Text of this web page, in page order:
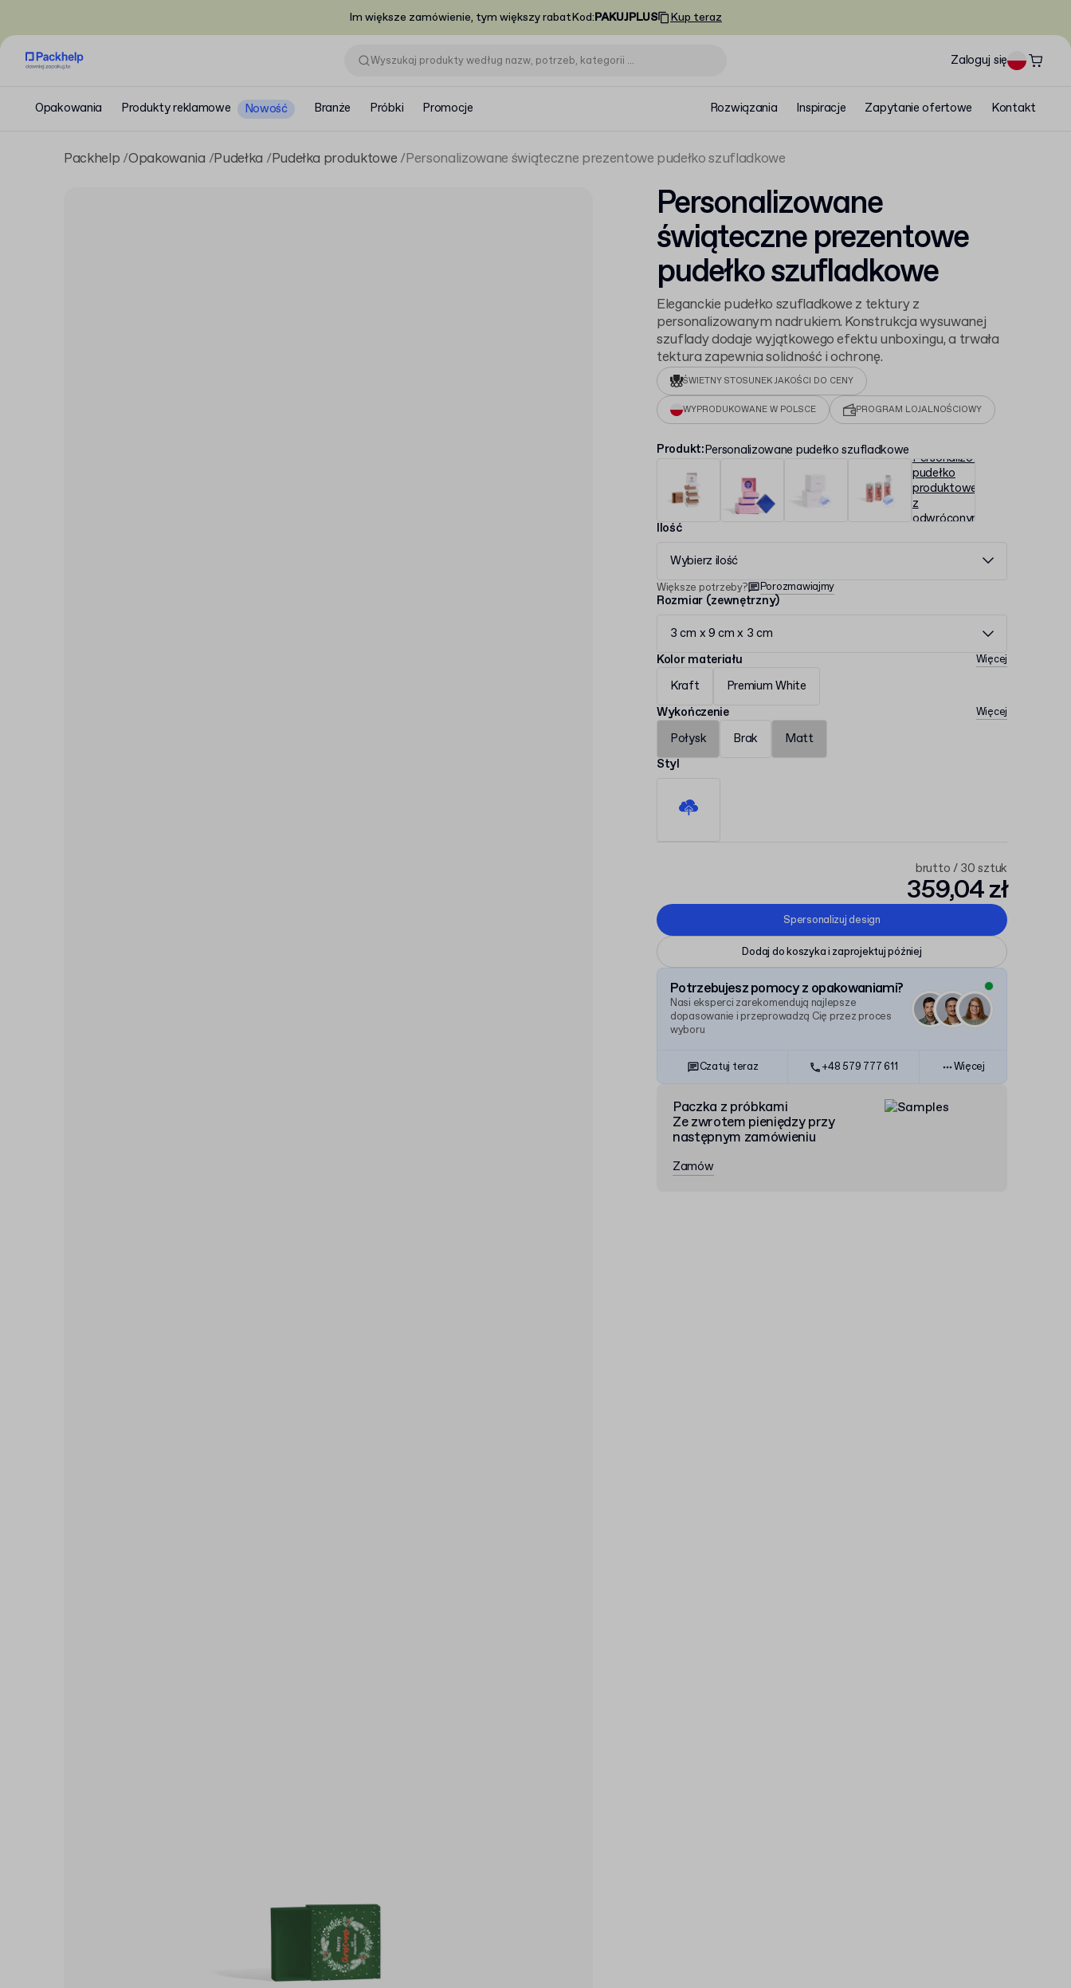
Im większe zamówienie, tym większy rabatKod:PAKUJPLUS Kup teraz
Zaloguj się
Opakowania Produkty reklamowe Nowość Branże Próbki Promocje Rozwiązania Inspiracje Zapytanie ofertowe Kontakt
Packhelp Opakowania Pudełka Pudełka produktowe Personalizowane świąteczne prezentowe pudełko szufladkowe
Personalizowane
świąteczne prezentowe
pudełko szufladkowe
Eleganckie pudełko szufladkowe z tektury z
personalizowanym nadrukiem. Konstrukcja wysuwanej
szuflady dodaje wyjątkowego efektu unboxingu, a trwała
tektura zapewnia solidność i ochronę.
ŚWIETNY STOSUNEK JAKOŚCI DO CENY
WYPRODUKOWANE W POLSCE PROGRAM LOJALNOŚCIOWY
Produkt:Personalizowane pudełko szufladkowe
Ilość
Wybierz ilość
Większe potrzeby? Porozmawiajmy
Rozmiar (zewnętrzny)
3 cm x 9 cm x 3 cm
Kolor materiału
Więcej
Kraft
Premium White
Wykończenie
Więcej
Połysk Brak
Matt
Styl
brutto / 30 sztuk
359,04 zł
Spersonalizuj design
Dodaj do koszyka i zaprojektuj później
Potrzebujesz pomocy z opakowaniami?
Nasi eksperci zarekomendują najlepsze
dopasowanie i przeprowadzą Cię przez proces
wyboru
Czatuj teraz +48 579 777 611 Więcej
Paczka z próbkami
Ze zwrotem pieniędzy przy
następnym zamówieniu
Zamów